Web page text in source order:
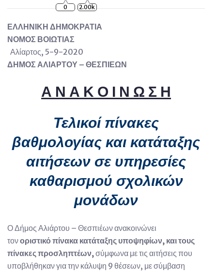
ΕΛΛΗΝΙΚΗ ΔΗΜΟΚΡΑΤΙΑ
ΝΟΜΟΣ ΒΟΙΩΤΙΑΣ
Αλίαρτος, 5-9-2020
ΔΗΜΟΣ ΑΛΙΑΡΤΟΥ – ΘΕΣΠΙΕΩΝ
Α Ν Α Κ Ο Ι Ν Ω Σ Η
Τελικοί πίνακες
βαθμολογίας και κατάταξης
αιτήσεων σε υπηρεσίες
καθαρισμού σχολικών
μονάδων
Ο Δήμος Αλιάρτου – Θεσπιέων ανακοινώνει
τονοριστικό πίνακα κατάταξης υποψηφίων, και τους
πίνακες προσληπτέων,σύμφωνα με τις αιτήσεις που
υποβλήθηκαν για την κάλυψη 9 θέσεων, με σύμβαση
0 2.00k